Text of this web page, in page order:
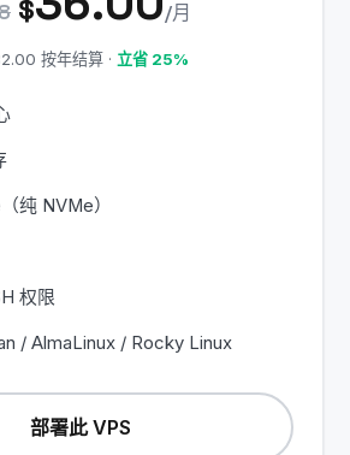
$ /月
按年结算 · 立省 25%
纯 NVMe）
权限
/ AlmaLinux / Rocky Linux
部署此 VPS